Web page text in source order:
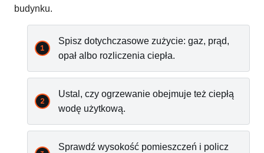
budynku.
Spisz dotychczasowe zużycie: gaz, prąd,
opał albo rozliczenia ciepła.
Ustal, czy ogrzewanie obejmuje też ciepłą
wodę użytkową.
Sprawdź wysokość pomieszczeń i policz